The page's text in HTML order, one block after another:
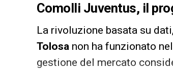
Comolli Juventus, il
La rivoluzione basata su
Tolosa non ha funzionato
gestione del mercato